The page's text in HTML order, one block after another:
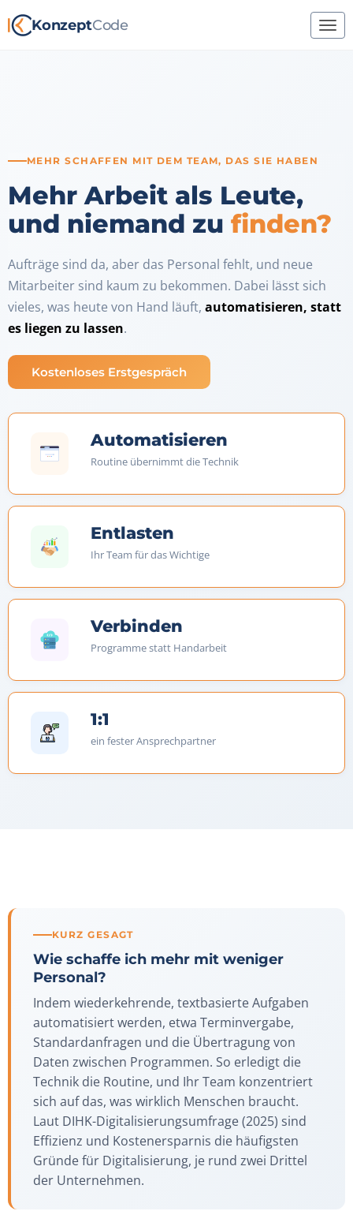
KonzeptCode
MEHR SCHAFFEN MIT DEM TEAM, DAS SIE HABEN
Mehr Arbeit als Leute,
und niemand zu finden?
Aufträge sind da, aber das Personal fehlt, und neue
Mitarbeiter sind kaum zu bekommen. Dabei lässt sich
vieles, was heute von Hand läuft, automatisieren, statt
es liegen zu lassen.
Kostenloses Erstgespräch
Automatisieren
Routine übernimmt die Technik
Entlasten
Ihr Team für das Wichtige
Verbinden
Programme statt Handarbeit
1:1
ein fester Ansprechpartner
KURZ GESAGT
Wie schaffe ich mehr mit weniger
Personal?
Indem wiederkehrende, textbasierte Aufgaben
automatisiert werden, etwa Terminvergabe,
Standardanfragen und die Übertragung von
Daten zwischen Programmen. So erledigt die
Technik die Routine, und Ihr Team konzentriert
sich auf das, was wirklich Menschen braucht.
Laut DIHK-Digitalisierungsumfrage (2025) sind
Effizienz und Kostenersparnis die häufigsten
Gründe für Digitalisierung, je rund zwei Drittel
der Unternehmen.